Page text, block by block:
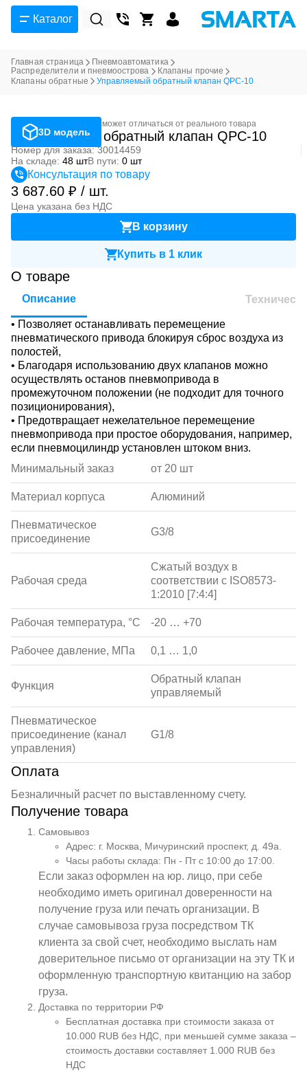
Каталог
Главная страница
Пневмоавтоматика
Распределители и пневмоострова
Клапаны прочие
Клапаны обратные
Управляемый обратный клапан QPC-10
3D модель
Фотография может отличаться от реального товара
Управляемый обратный клапан QPC-10
Номер для заказа: 30014459
На складе: 48 штВ пути: 0 шт
Консультация по товару
3 687.60 ₽ / шт.
Цена указана без НДС
В корзину
Купить в 1 клик
О товаре
Описание
• Позволяет останавливать перемещение
пневматического привода блокируя сброс воздуха из
полостей,
• Благодаря использованию двух клапанов можно
осуществлять останов пневмопривода в
промежуточном положении (не подходит для точного
позиционирования),
• Предотвращает нежелательное перемещение
пневмопривода при простое оборудования, например,
если пневмоцилиндр установлен штоком вниз.
Минимальный заказ
от 20 шт
Материал корпуса Алюминий
Пневматическое
присоединение
G3/8
Рабочая среда
Сжатый воздух в
соответствии с ISO8573-
1:2010 [7:4:4]
Рабочая температура, °С -20 … +70
Рабочее давление, МПа 0,1 … 1,0
Функция
Обратный клапан
управляемый
Пневматическое
присоединение (канал
управления)
G1/8
Оплата
Безналичный расчет по выставленному счету.
Получение товара
Самовывоз
Адрес: г. Москва, Мичуринский проспект, д. 49а.
Часы работы склада: Пн - Пт с 10:00 до 17:00.
Если заказ оформлен на юр. лицо, при себе
необходимо иметь оригинал доверенности на
получение груза или печать организации. В
случае самовывоза груза посредством ТК
клиента за свой счет, необходимо выслать нам
доверительное письмо от организации на эту ТК и
оформленную транспортную квитанцию на забор
груза.
Доставка по территории РФ
Бесплатная доставка при стоимости заказа от
10.000 RUB без НДС, при меньшей сумме заказа –
стоимость доставки составляет 1.000 RUB без
НДС